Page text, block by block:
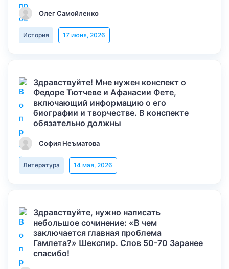
Олег Самойленко
История 17 июня, 2026
Здравствуйте! Мне нужен конспект о
Федоре Тютчеве и Афанасии Фете,
включающий информацию о его
биографии и творчестве. В конспекте
обязательно должны
София Неъматова
Литература 14 мая, 2026
Здравствуйте, нужно написать
небольшое сочинение: «В чем
заключается главная проблема
Гамлета?» Шекспир. Слов 50-70 Заранее
спасибо!